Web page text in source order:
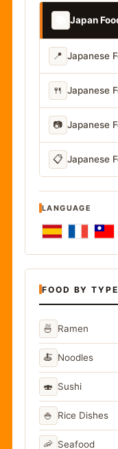
Japan
📍 Japanese
🍴 Japanese
📷 Japanese
📋 Japanese
LANGUAGE
FOOD BY TYPE
🍜 Ramen
🍝 Noodles
🍣 Sushi
🍚 Rice Dishes
🦐 Seafood